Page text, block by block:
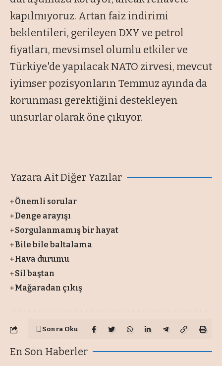
kapılmıyoruz. Artan faiz indirimi
beklentileri, gerileyen DXY ve petrol
fiyatları, mevsimsel olumlu etkiler ve
Türkiye'de yapılacak NATO zirvesi, mevcut
iyimser pozisyonların Temmuz ayında da
korunması gerektiğini destekleyen
unsurlar olarak öne çıkıyor.
Yazara Ait Diğer Yazılar
Önemli sorular
Denge arayışı
Sorgulanmamış bir hayat
Bile bile baltalama
Hava durumu
Sil baştan
Mağaradan çıkış
Sonra Oku
En Son Haberler